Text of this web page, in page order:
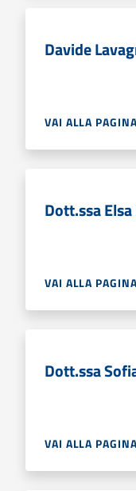
Davide
VAI ALLA PAGINA
Dott.ssa
VAI ALLA PAGINA
Dott.ssa
VAI ALLA PAGINA